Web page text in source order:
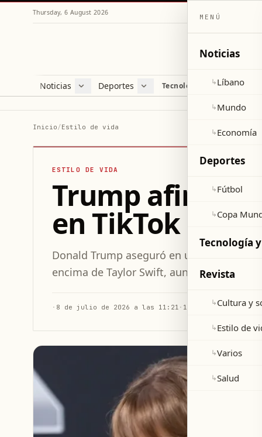
Thursday, 6 August 2026
Noticias
Líbano
Deportes
Fútbol
Tecnología y ciencia
Inicio/Estilo de vida
ESTILO DE VIDA
Trump afirma
en TikTok
Donald Trump aseguró en una
encima de Taylor Swift, aunque los datos
· 8 de julio de 2026 a las 11:21 · 1 min de lectura
MENÚ
Noticias
↳Líbano
↳Mundo
↳Economía
Deportes
↳Fútbol
↳Copa
Tecnología y
Revista
↳Cultura y
↳Estilo de
↳Varios
↳Salud